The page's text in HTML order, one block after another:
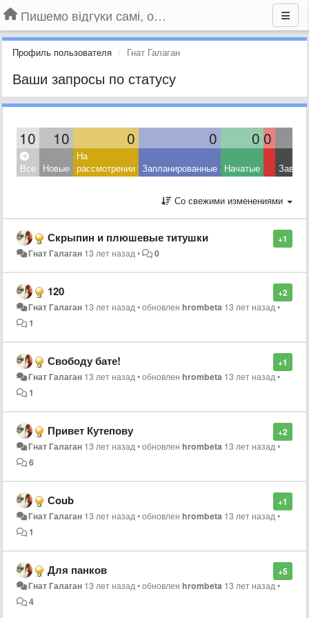
Пишемо відгуки самі, обговорюємо інші ідеї та пропозиції до Громадського Телебачення
Профиль пользователя Гнат Галаган
Ваши запросы по статусу
10 10 0 0 0 0
Все Новые
На
рассмотрении Запланированные Начатые
Со свежими изменениями
+1
Скрыпин и плюшевые титушки
Гнат Галаган 13 лет назад• 0
+2
120
Гнат Галаган 13 лет назад•обновленhrombeta 13 лет назад•
1
+1
Свободу бате!
Гнат Галаган 13 лет назад•обновленhrombeta 13 лет назад•
1
+2
Привет Кутепову
Гнат Галаган 13 лет назад•обновленhrombeta 13 лет назад•
6
+1
Сoub
Гнат Галаган 13 лет назад•обновленhrombeta 13 лет назад•
1
+5
Для панков
Гнат Галаган 13 лет назад•обновленhrombeta 13 лет назад•
4